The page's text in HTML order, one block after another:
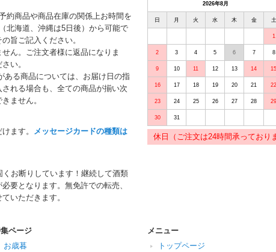
約商品や商品在庫の関係上お時間を
北海道、沖縄は5日後）から可能で
旨ご記入ください。
ん。ご注文者様に返品になりま
い。
る商品については、お届け日の指
れる場合も、全ての商品が揃い次
ません。
ます。
メッセージカードの種類は
お断りしています！継続して酒類
要となります。無免許での転売、
いただきます。
2026年8月
日 月 火 水 木 金 土
1
2 3 4 5 6 7 8
9 10 11 12 13 14
16 17 18 19 20 21
23 24 25 26 27 28
30 31
休日（ご注文は24時間承っており
ページ
お歳暮
メニュー
トップページ